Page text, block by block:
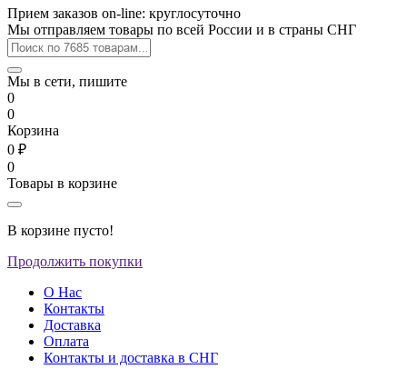
Прием заказов on-line: круглосуточно
Мы отправляем товары по всей России и в страны СНГ
Мы в сети, пишите
0
0
Корзина
0 ₽
0
Товары в корзине
В корзине пусто!
Продолжить покупки
О Нас
Контакты
Доставка
Оплата
Контакты и доставка в СНГ